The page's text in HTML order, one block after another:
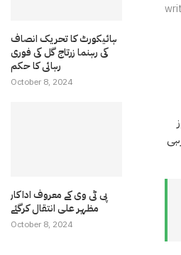
ہائیکورٹ کا تحریک انصاف
کی رہنما زرتاج گل کی فوری
رہائی کا حکم
October 8, 2024
پی ٹی وی کے معروف اداکار
مظہر علی انتقال کرگئے
October 8, 2024